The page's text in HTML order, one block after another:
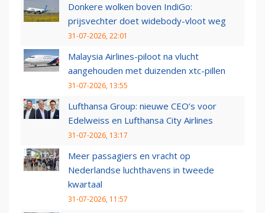
Donkere wolken boven IndiGo:
prijsvechter doet widebody-vloot weg
31-07-2026, 22:01
Malaysia Airlines-piloot na vlucht
aangehouden met duizenden xtc-pillen
31-07-2026, 13:55
Lufthansa Group: nieuwe CEO’s voor
Edelweiss en Lufthansa City Airlines
31-07-2026, 13:17
Meer passagiers en vracht op
Nederlandse luchthavens in tweede
kwartaal
31-07-2026, 11:57